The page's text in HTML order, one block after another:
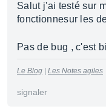
Salut j'ai testé sur
fonctionnesur les
Pas de bug , c'est
Le Blog Les Notes agiles
signaler